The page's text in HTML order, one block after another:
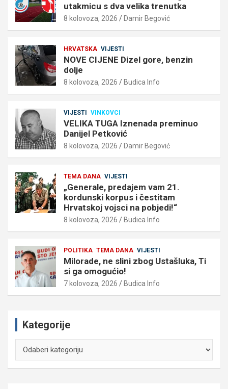
utakmicu s dva velika trenutka
8 kolovoza, 2026 Damir Begović
HRVATSKA VIJESTI
NOVE CIJENE Dizel gore, benzin
dolje
8 kolovoza, 2026 Budica Info
VIJESTI VINKOVCI
VELIKA TUGA Iznenada preminuo
Danijel Petković
8 kolovoza, 2026 Damir Begović
TEMA DANA VIJESTI
„Generale, predajem vam 21.
kordunski korpus i čestitam
Hrvatskoj vojsci na pobjedi!“
8 kolovoza, 2026 Budica Info
POLITIKA TEMA DANA VIJESTI
Milorade, ne slini zbog Ustašluka, Ti
si ga omogućio!
7 kolovoza, 2026 Budica Info
Kategorije